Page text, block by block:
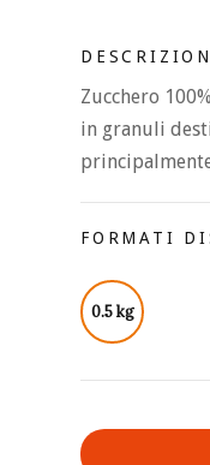
Zucchero
in granuli
FORMATI
0.5 kg